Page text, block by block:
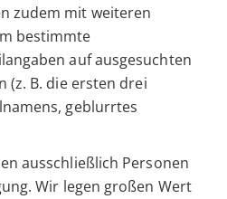
zudem mit weiteren
bestimmte
auf ausgesuchten
(z. B. die ersten drei
geblurrtes
ausschließlich Personen
Wir legen großen Wert